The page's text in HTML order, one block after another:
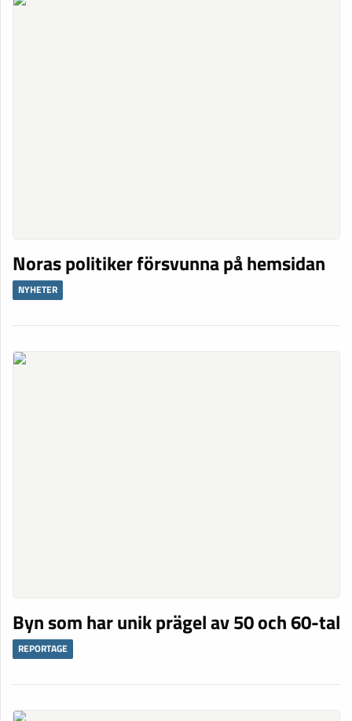
Noras politiker försvunna på hemsidan
NYHETER
Byn som har unik prägel av 50 och 60-tal
REPORTAGE